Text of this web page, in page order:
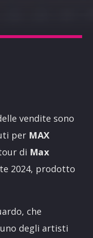
vendite sono
per MAX
di Max
2024, prodotto
che
uno degli artisti